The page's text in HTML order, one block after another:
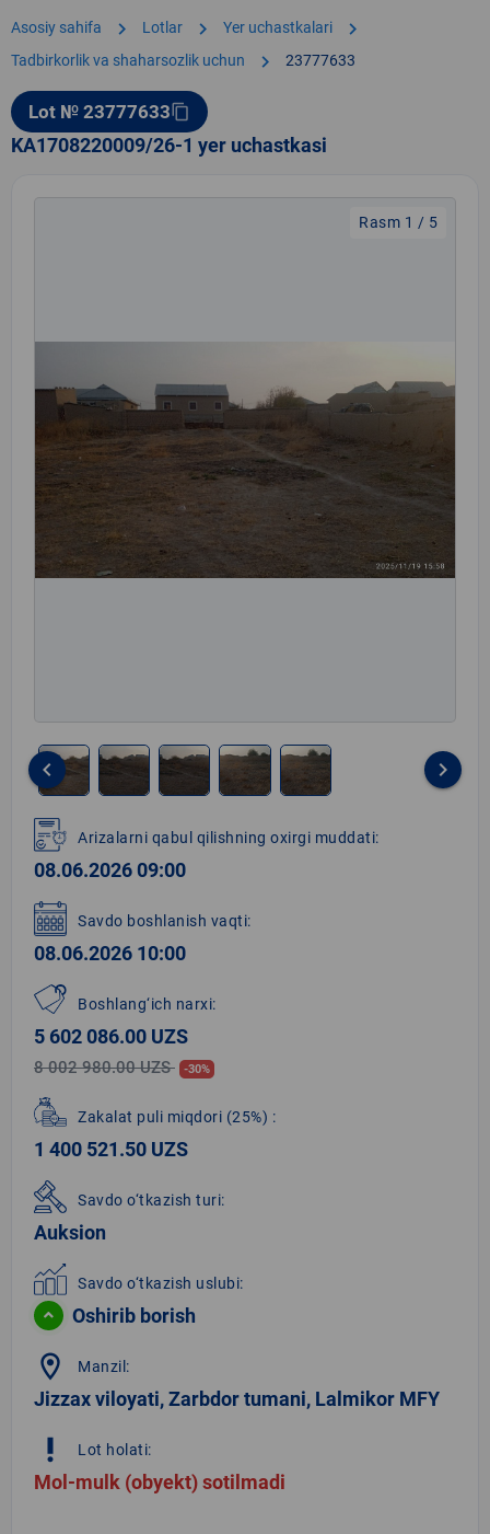
Asosiy sahifa chevron_right Lotlar chevron_right Yer uchastkalari chevron_right
Tadbirkorlik va shaharsozlik uchun chevron_right 23777633
Lot № 23777633content_copy
KA1708220009/26-1 yer uchastkasi
Rasm 1 / 5
1
of
5
keyboard_arrow_left keyboard_arrow_right
Arizalarni qabul qilishning oxirgi muddati:
08.06.2026 09:00
Savdo boshlanish vaqti:
08.06.2026 10:00
Boshlang‘ich narxi:
5 602 086.00 UZS
8 002 980.00 UZS -30%
Zakalat puli miqdori (25%) :
1 400 521.50 UZS
Savdo o‘tkazish turi:
Auksion
Savdo o‘tkazish uslubi:
Oshirib borish
location_on Manzil:
Jizzax viloyati, Zarbdor tumani, Lalmikor MFY
priority_high Lot holati:
Mol-mulk (obyekt) sotilmadi